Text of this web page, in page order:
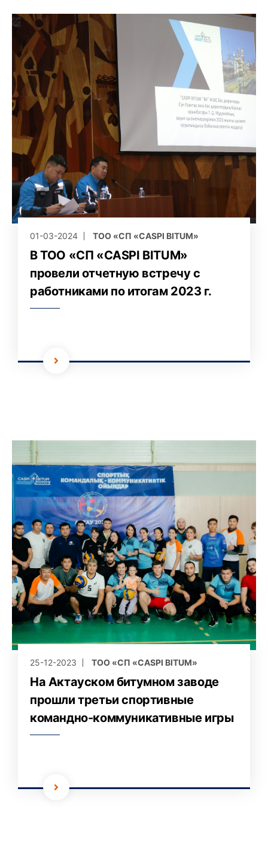
01-03-2024 ТОО «СП «CASPI BITUM»
В ТОО «СП «CASPI BITUM»
провели отчетную встречу с
работниками по итогам 2023 г.
25-12-2023 ТОО «СП «CASPI BITUM»
На Актауском битумном заводе
прошли третьи спортивные
командно-коммуникативные игры